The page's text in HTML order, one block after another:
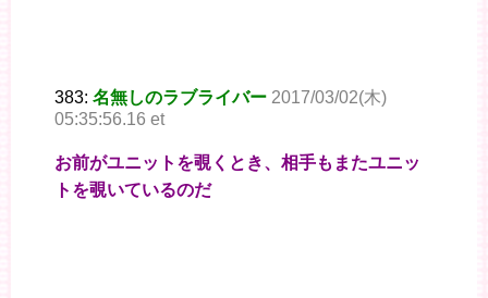
383: 名無しのラブライバー 2017/03/02(木)
05:35:56.16 et
お前がユニットを覗くとき、相手もまたユニッ
トを覗いているのだ